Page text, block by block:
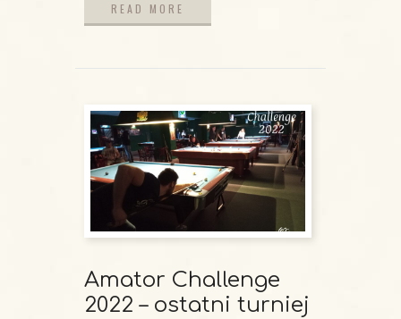
READ MORE
Amator Challenge
2022 – ostatni turniej